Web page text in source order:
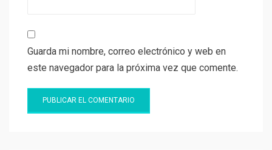
Guarda mi nombre, correo electrónico y web en
este navegador para la próxima vez que comente.